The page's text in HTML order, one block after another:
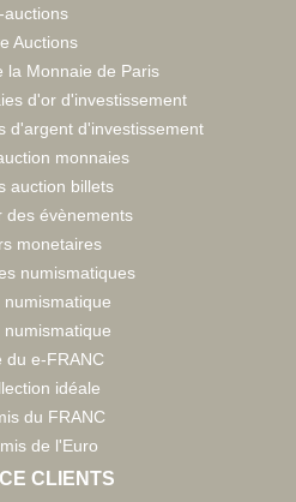
auctions
Auctions
la Monnaie de Paris
d'or d'investissement
d'argent d'investissement
monnaies
auction billets
des évènements
monetaires
numismatiques
numismatique
numismatique
du e-FRANC
idéale
du FRANC
de l'Euro
CLIENTS